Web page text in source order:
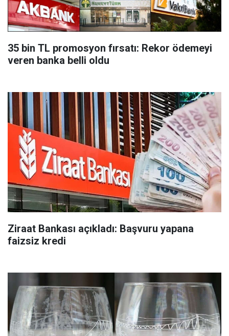
35 bin TL promosyon fırsatı: Rekor ödemeyi
veren banka belli oldu
Ziraat Bankası açıkladı: Başvuru yapana
faizsiz kredi